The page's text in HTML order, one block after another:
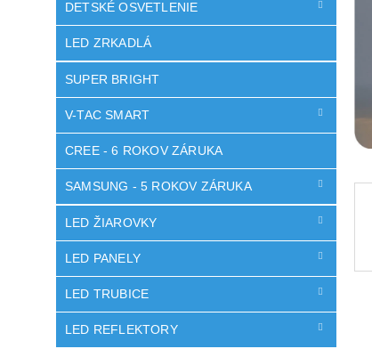
DETSKÉ OSVETLENIE
LED ZRKADLÁ
SUPER BRIGHT
V-TAC SMART
CREE - 6 ROKOV ZÁRUKA
SAMSUNG - 5 ROKOV ZÁRUKA
LED ŽIAROVKY
LED PANELY
LED TRUBICE
LED REFLEKTORY